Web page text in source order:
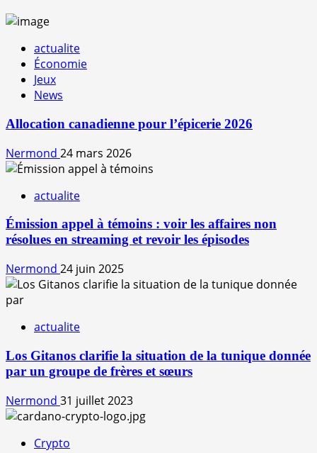
actualite
Économie
Jeux
News
Allocation canadienne pour l’épicerie 2026
Nermond 24 mars 2026
actualite
Émission appel à témoins : voir les affaires non
résolues en streaming et revoir les épisodes
Nermond 24 juin 2025
actualite
Los Gitanos clarifie la situation de la tunique donnée
par un groupe de frères et sœurs
Nermond 31 juillet 2023
Crypto